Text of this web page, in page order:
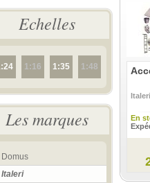
Echelles
1:16 1:35 1:48
Les marques
Domus
Italeri
Italeri
En